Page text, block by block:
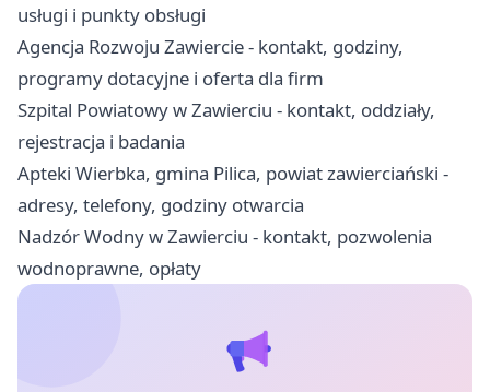
usługi i punkty obsługi
Agencja Rozwoju Zawiercie - kontakt, godziny,
programy dotacyjne i oferta dla firm
Szpital Powiatowy w Zawierciu - kontakt, oddziały,
rejestracja i badania
Apteki Wierbka, gmina Pilica, powiat zawierciański -
adresy, telefony, godziny otwarcia
Nadzór Wodny w Zawierciu - kontakt, pozwolenia
wodnoprawne, opłaty